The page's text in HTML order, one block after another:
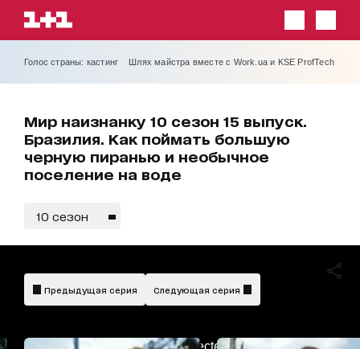
Голос страны: кастинг Шлях майстра вместе с Work.ua и KSE ProfTech
Мир наизнанку 10 сезон 15 выпуск.
Бразилия. Как поймать большую
черную пиранью и необычное
поселение на воде
10 сезон
AdBlockDetected!
Предыдущая серия Следующая серия